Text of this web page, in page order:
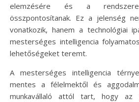
elemzésére és a
összpontosítanak. Ez a jelenség
vonatkozik, hanem a technológiai
mesterséges intelligencia
lehetőségeket teremt.
A mesterséges intelligencia
mentes a félelmektől és
munkavállaló attól tart, hogy az